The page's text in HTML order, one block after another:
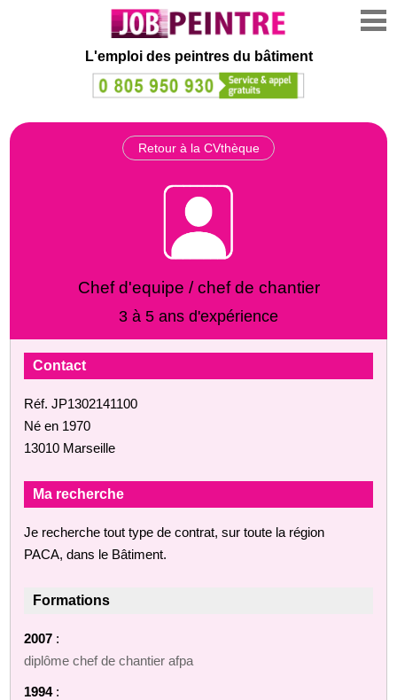
L'emploi des peintres du bâtiment
Retour à la CVthèque
Chef d'equipe / chef de chantier
3 à 5 ans d'expérience
Contact
Réf. JP1302141100
Né en 1970
13010 Marseille
Ma recherche
Je recherche tout type de contrat, sur toute la région
PACA, dans le Bâtiment.
Formations
2007 :
diplôme chef de chantier afpa
1994: